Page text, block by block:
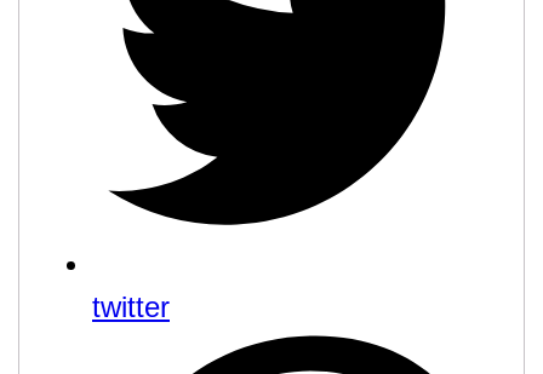
twitter